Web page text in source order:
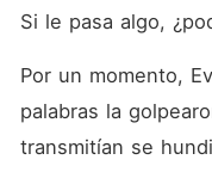
Si le pasa algo,
Por un momento,
palabras la